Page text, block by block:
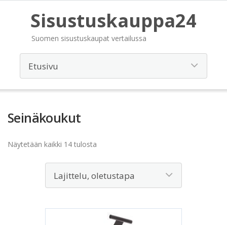
Sisustuskauppa24
Suomen sisustuskaupat vertailussa
Seinäkoukut
Näytetään kaikki 14 tulosta